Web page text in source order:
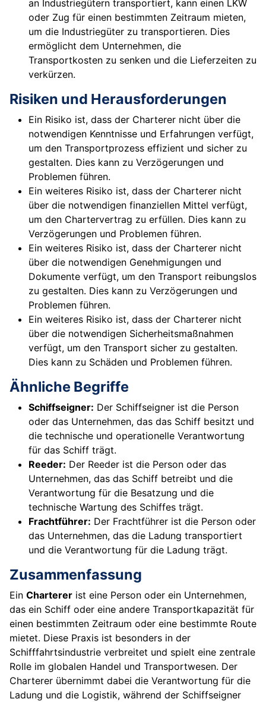
an Industriegütern transportiert, kann einen LKW
oder Zug für einen bestimmten Zeitraum mieten,
um die Industriegüter zu transportieren. Dies
ermöglicht dem Unternehmen, die
Transportkosten zu senken und die Lieferzeiten zu
verkürzen.
Risiken und Herausforderungen
Ein Risiko ist, dass der Charterer nicht über die
notwendigen Kenntnisse und Erfahrungen verfügt,
um den Transportprozess effizient und sicher zu
gestalten. Dies kann zu Verzögerungen und
Problemen führen.
Ein weiteres Risiko ist, dass der Charterer nicht
über die notwendigen finanziellen Mittel verfügt,
um den Chartervertrag zu erfüllen. Dies kann zu
Verzögerungen und Problemen führen.
Ein weiteres Risiko ist, dass der Charterer nicht
über die notwendigen Genehmigungen und
Dokumente verfügt, um den Transport reibungslos
zu gestalten. Dies kann zu Verzögerungen und
Problemen führen.
Ein weiteres Risiko ist, dass der Charterer nicht
über die notwendigen Sicherheitsmaßnahmen
verfügt, um den Transport sicher zu gestalten.
Dies kann zu Schäden und Problemen führen.
Ähnliche Begriffe
Schiffseigner: Der Schiffseigner ist die Person
oder das Unternehmen, das das Schiff besitzt und
die technische und operationelle Verantwortung
für das Schiff trägt.
Reeder: Der Reeder ist die Person oder das
Unternehmen, das das Schiff betreibt und die
Verantwortung für die Besatzung und die
technische Wartung des Schiffes trägt.
Frachtführer: Der Frachtführer ist die Person oder
das Unternehmen, das die Ladung transportiert
und die Verantwortung für die Ladung trägt.
Zusammenfassung
Ein Charterer ist eine Person oder ein Unternehmen,
das ein Schiff oder eine andere Transportkapazität für
einen bestimmten Zeitraum oder eine bestimmte Route
mietet. Diese Praxis ist besonders in der
Schifffahrtsindustrie verbreitet und spielt eine zentrale
Rolle im globalen Handel und Transportwesen. Der
Charterer übernimmt dabei die Verantwortung für die
Ladung und die Logistik, während der Schiffseigner